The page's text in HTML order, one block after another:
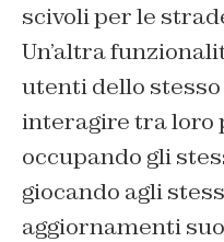
scivoli per le
Un’altra
utenti dello
interagire tra loro
occupando gli
giocando agli
aggiornamenti